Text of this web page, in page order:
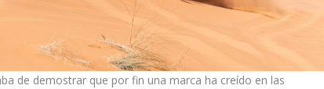
de demostrar que por fin una marca ha creído en las